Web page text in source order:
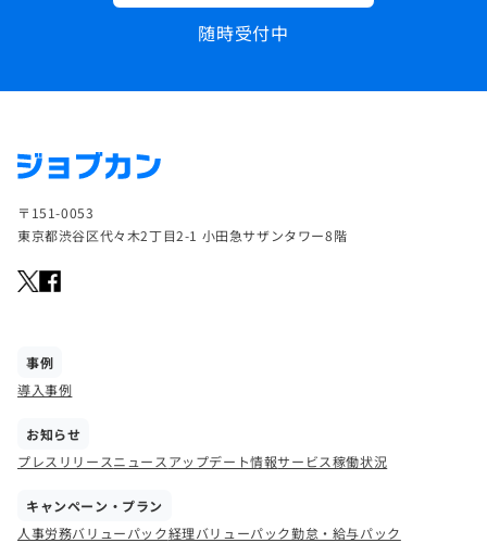
随時受付中
〒151-0053
東京都渋谷区代々木2丁目2-1 小田急サザンタワー8階
事例
導入事例
お知らせ
プレスリリースニュース アップデート情報サービス稼働状況
キャンペーン・プラン
人事労務バリューパック経理バリューパック勤怠・給与パック